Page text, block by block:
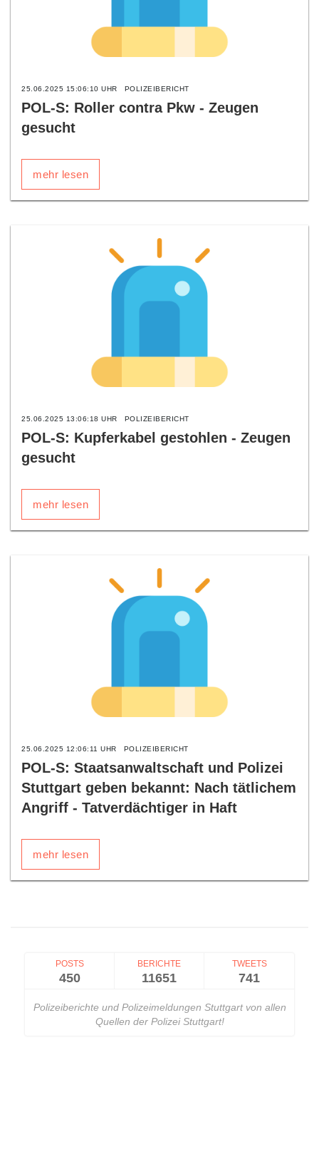
25.06.2025 15:06:10 UHR POLIZEIBERICHT
POL-S: Roller contra Pkw - Zeugen
gesucht
mehr lesen
25.06.2025 13:06:18 UHR POLIZEIBERICHT
POL-S: Kupferkabel gestohlen - Zeugen
gesucht
mehr lesen
25.06.2025 12:06:11 UHR POLIZEIBERICHT
POL-S: Staatsanwaltschaft und Polizei
Stuttgart geben bekannt: Nach tätlichem
Angriff - Tatverdächtiger in Haft
mehr lesen
POSTS
450
BERICHTE
11651
TWEETS
741
Polizeiberichte und Polizeimeldungen Stuttgart von allen
Quellen der Polizei Stuttgart!